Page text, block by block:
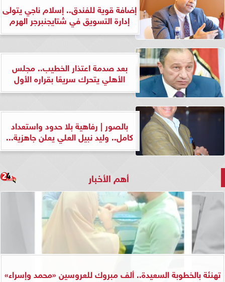
إضافة قوية للفندق.. إسلام ناجي يتولى
إدارة التسويق في شتايجنبرجر الهرم
بعد صدمة اعتذار الخطيب.. مجلس
الأهلي يتحرك سريعًا بقراره الأول
بالصور | رفاهية بلا حدود واستعداد
كامل.. وليد نبيل العلي يعلن جاهزية...
أهم الأخبار
تهنئة بالخطوبة السعيدة.. ألف مبروك للعروسين «محمد وإسراء»